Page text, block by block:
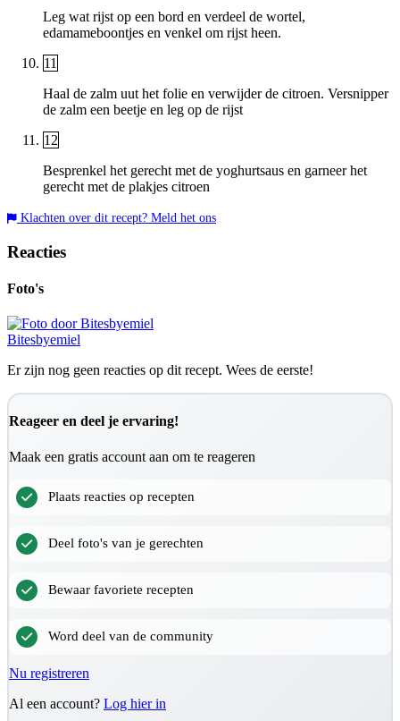
Leg wat rijst op een bord en verdeel de wortel,
edamameboontjes en venkel om rijst heen.
11
Haal de zalm uut het folie en verwijder de citroen. Versnipper
de zalm een beetje en leg op de rijst
12
Besprenkel het gerecht met de yoghurtsaus en garneer het
gerecht met de plakjes citroen
Klachten over dit recept? Meld het ons
Reacties
Foto's
Bitesbyemiel
Er zijn nog geen reacties op dit recept. Wees de eerste!
Reageer en deel je ervaring!
Maak een gratis account aan om te reageren
Plaats reacties op recepten
Deel foto's van je gerechten
Bewaar favoriete recepten
Word deel van de community
Nu registreren
Al een account? Log hier in